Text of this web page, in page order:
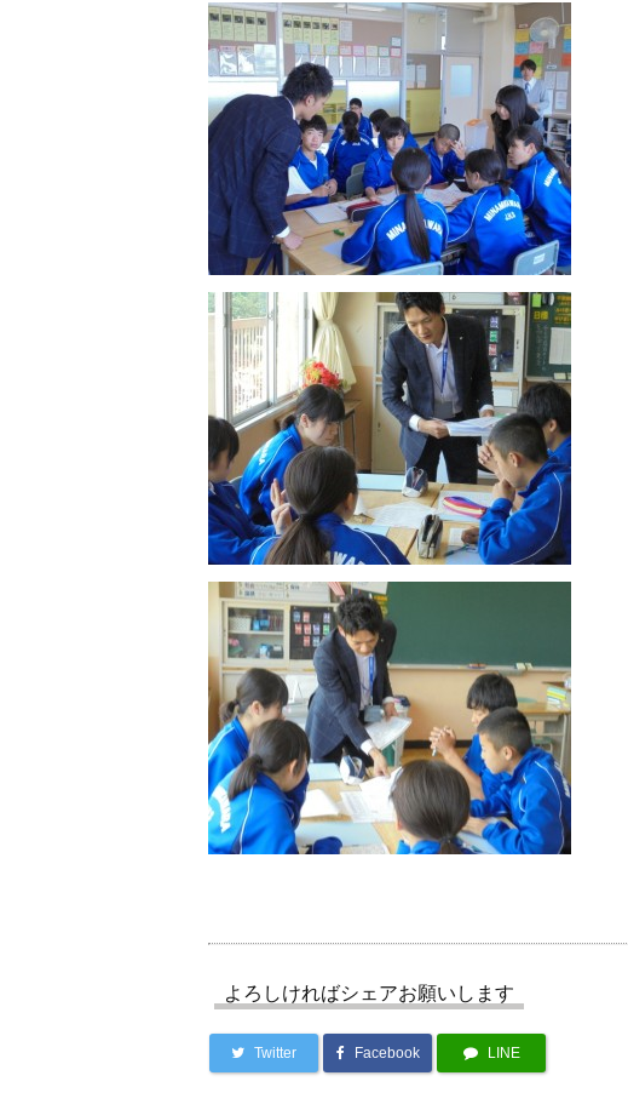
よろしければシェアお願いします
Twitter Facebook LINE